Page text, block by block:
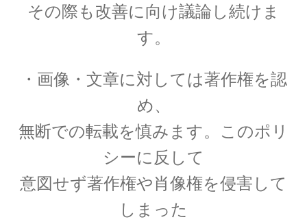
【B・K OM, GCVO, PC, PRS, PRSE】
ウィーン大学（Universität Wien)
関係【独語圏最古の大学】
その際も改善に向け議論し続けま
す。
・画像・文章に対しては著作権を認
め、
無断での転載を慎みます。このポリ
シーに反して
意図せず著作権や肖像権を侵害して
しまった